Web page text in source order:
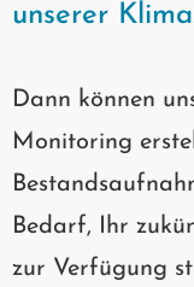
unserer
Dann können
Monitoring
Bedarf, Ihr
zur Verfügung